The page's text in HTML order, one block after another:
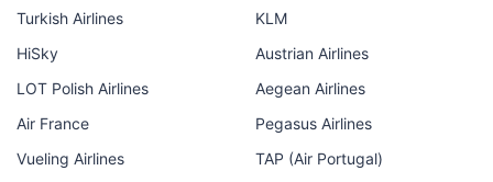
Turkish Airlines
KLM
HiSky
Austrian Airlines
LOT Polish Airlines
Aegean Airlines
Air France
Pegasus Airlines
Vueling Airlines
TAP (Air Portugal)